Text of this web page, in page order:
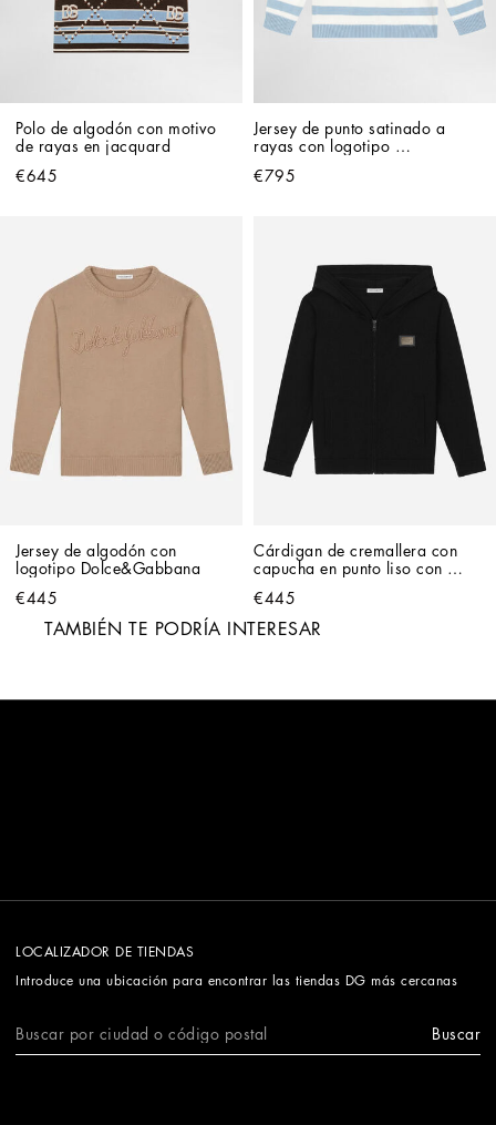
Polo de algodón con motivo
de rayas en jacquard
€645
Jersey de punto satinado a
rayas con logotipo
€795
Jersey de algodón con
logotipo Dolce&Gabbana
€445
Cárdigan de cremallera con
capucha en punto liso con
€445
TAMBIÉN TE PODRÍA INTERESAR
LOCALIZADOR DE TIENDAS
Introduce una ubicación para encontrar las tiendas DG más cercanas
Buscar